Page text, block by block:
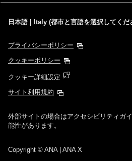
日本語 | Italy (都市と言語を選択してくだ
プライバシーポリシー
クッキーポリシー
クッキー詳細設定
サイト利用規約
外部サイトの場合はアクセシビリティガ
能性があります。
Copyright © ANA | ANA X